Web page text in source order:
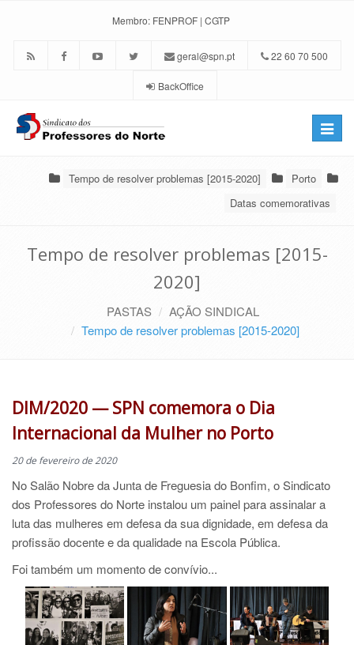
Membro: FENPROF | CGTP
geral@spn.pt 22 60 70 500
BackOffice
Toggle
Tempo de resolver problemas [2015-2020]
Porto
Datas comemorativas
Tempo de resolver problemas [2015-
2020]
PASTAS
AÇÃO SINDICAL
Tempo de resolver problemas [2015-2020]
DIM/2020 — SPN comemora o Dia
Internacional da Mulher no Porto
20 de fevereiro de 2020
No Salão Nobre da Junta de Freguesia do Bonfim, o Sindicato
dos Professores do Norte instalou um painel para assinalar a
luta das mulheres em defesa da sua dignidade, em defesa da
profissão docente e da qualidade na Escola Pública.
Foi também um momento de convívio...